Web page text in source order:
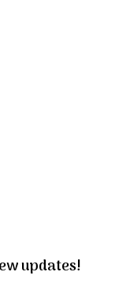
updates!